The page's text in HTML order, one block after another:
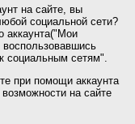
на сайте, вы
социальной сети?
аккаунта("Мои
социальным сетям".
при помощи аккаунта
на сайте